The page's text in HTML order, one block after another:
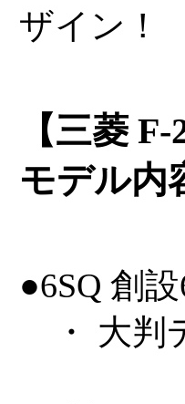
ザイン！
【三菱
モデル内
●6SQ 創
・ 大判